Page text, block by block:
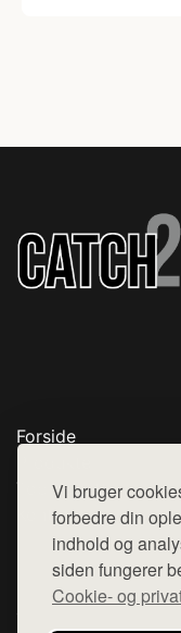
Vi bruger
forbedre din
indhold og
siden fungerer
Cookie- og
Forside
Top Rabatter
Kontakt